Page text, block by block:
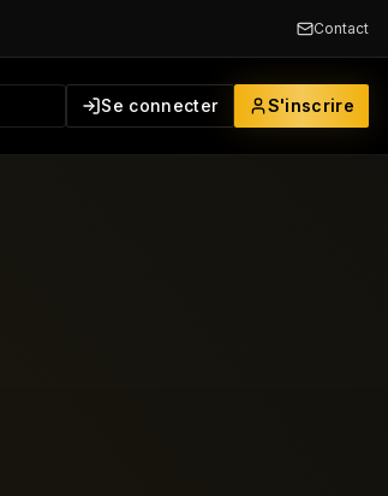
Contact
Se connecter S'inscrire